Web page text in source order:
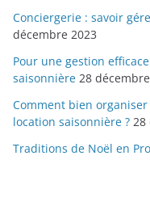
Conciergerie : savoir
décembre 2023
Pour une gestion
saisonnière 28
Comment bien
location saisonnière ? 28
Traditions de Noël en